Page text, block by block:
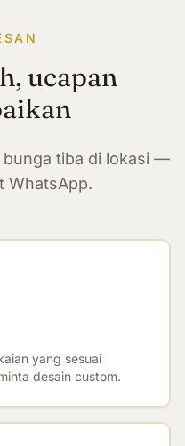
ucapan
bunga tiba di lokasi —
WhatsApp.
yang sesuai
desain custom.